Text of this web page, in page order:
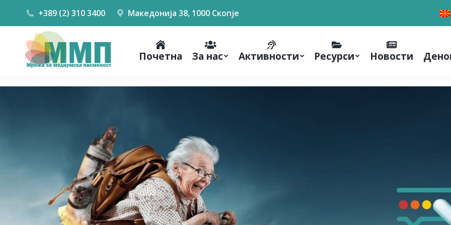
+389 (2) 310 3400 Македонија 38, 1000 Скопје
Почетна За нас Активности Ресурси Новости